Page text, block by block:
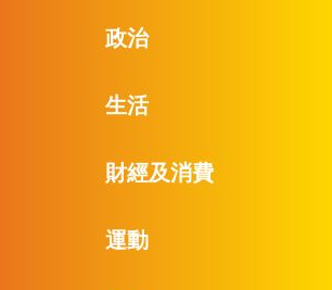
政治
生活
財經及消費
運動